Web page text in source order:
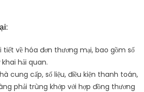
:
về hóa đơn thương mại, bao gồm số
khai hải quan.
cung cấp, số liệu, điều kiện thanh toán,
phải trùng khớp với hợp đồng thương